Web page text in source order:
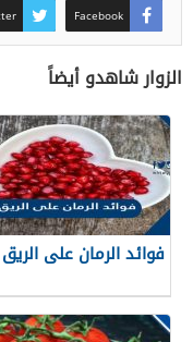
Facebook
الزوار شاهدو أيضاً
فوائد الرمان على الريق